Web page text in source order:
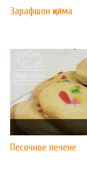
Зарафшон қийма
Песочное печене